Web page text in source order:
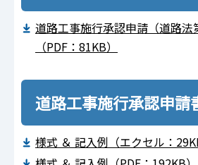
道路工事施行承認申請（道路法
（PDF：81KB）
道路工事施行承認申請
様式 ＆ 記入例（エクセル：